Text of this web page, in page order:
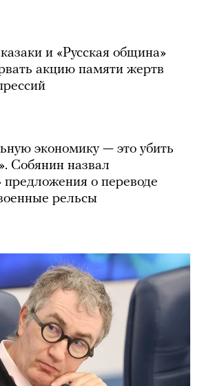
и «Русская община»
акцию памяти жертв
экономику — это убить
Собянин назвал
о переводе
рельсы